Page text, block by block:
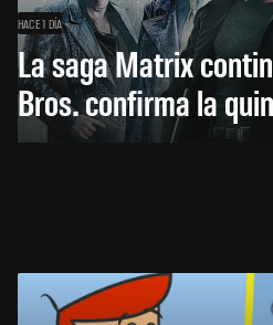
HACE 1 DÍA
La saga Matrix
Bros. confirma la